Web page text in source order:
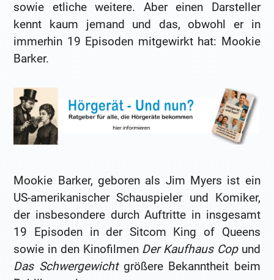
sowie etliche weitere. Aber einen Darsteller
kennt kaum jemand und das, obwohl er in
immerhin 19 Episoden mitgewirkt hat: Mookie
Barker.
Mookie Barker, geboren als Jim Myers ist ein
US-amerikanischer Schauspieler und Komiker,
der insbesondere durch Auftritte in insgesamt
19 Episoden in der Sitcom King of Queens
sowie in den Kinofilmen Der Kaufhaus Copund
Das Schwergewichtgrößere Bekanntheit beim